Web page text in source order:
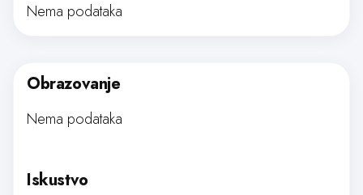
Nema podataka
Obrazovanje
Nema podataka
Iskustvo